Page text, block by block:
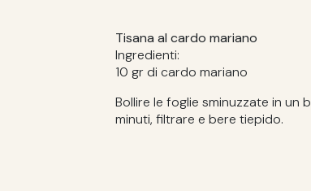
Tisana al cardo mariano
Ingredienti:
10 gr di cardo mariano
Bollire le foglie sminuzzate in un
minuti, filtrare e bere tiepido.